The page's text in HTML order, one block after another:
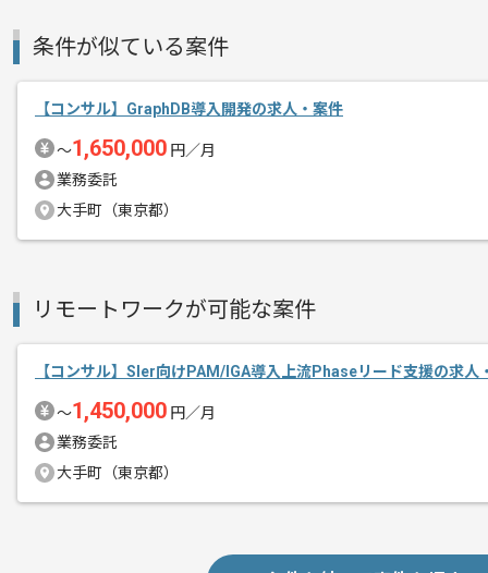
条件が似ている案件
【コンサル】GraphDB導入開発の求人・案件
〜1,650,000 円／月
業務委託
大手町（東京都）
リモートワークが可能な案件
【コンサル】SIer向けPAM/IGA導入上流Phaseリード支援の求人
〜1,450,000 円／月
業務委託
大手町（東京都）